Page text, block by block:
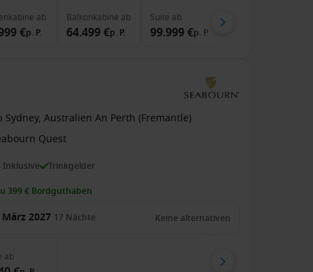
ab
€p. P.
Balkonkabine ab
64.499 €p. P.
Suite ab
99.999 €p. P.
Sydney, Australien An Perth (Fremantle)
Quest
Inklusive Trinkgelder
399 € Bordguthaben
2027 17 Nächte Keine alternativen
ab